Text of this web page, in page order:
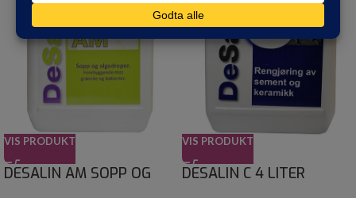
VIS PRODUKT
DESALIN AM SOPP OG
VIS PRODUKT
DESALIN C 4 LITER